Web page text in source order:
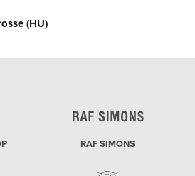
(HU)
RAF SIMONS